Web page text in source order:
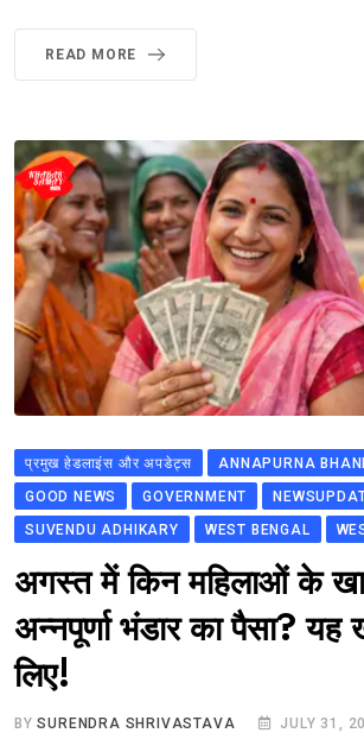
READ MORE
प्रमुख हेडलाइंस और अपडेट्स
ANNAPURNA
GOOD NEWS
GOVERNMENT
SUVENDU ADHIKARY
WEST BENGAL
अगस्त में किन महिलाओं के
अन्नपूर्णा भंडार का पैसा?
लिए!
BYSURENDRA SHRIVASTAVA JULY 31,